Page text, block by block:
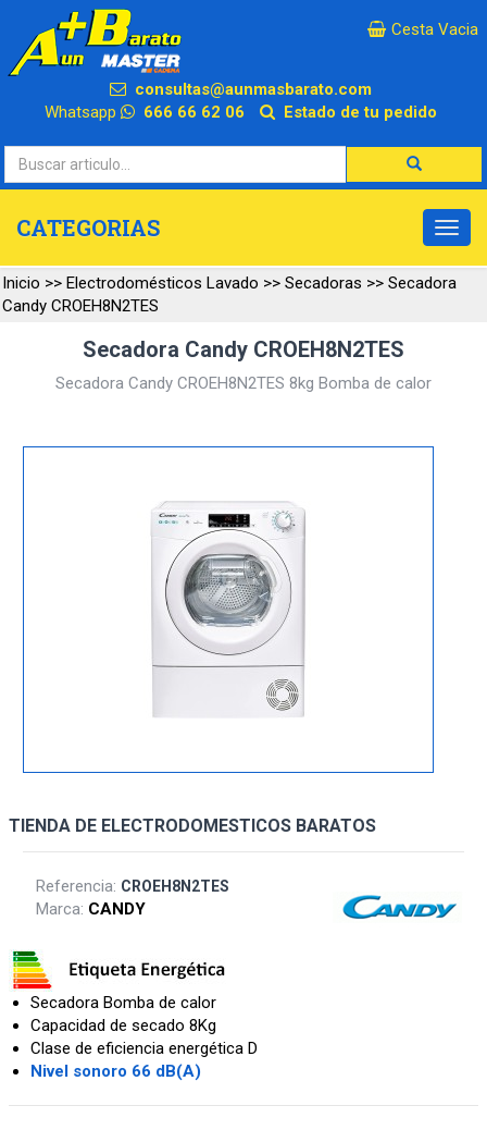
×
Cesta Vacia
consultas@aunmasbarato.com
Whatsapp
666 66 62 06 Estado de tu pedido
CATEGORIAS
Inicio >> Electrodomésticos Lavado >> Secadoras >> Secadora
Candy CROEH8N2TES
Secadora Candy CROEH8N2TES
Secadora Candy CROEH8N2TES 8kg Bomba de calor
TIENDA DE ELECTRODOMESTICOS BARATOS
Referencia: CROEH8N2TES
Marca: CANDY
Secadora Bomba de calor
Capacidad de secado 8Kg
Clase de eficiencia energética D
Nivel sonoro 66 dB(A)